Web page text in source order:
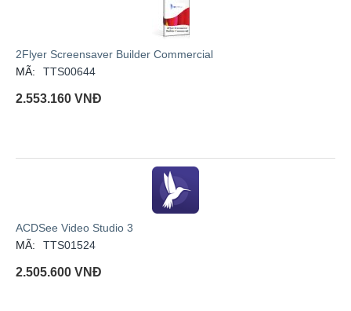
2Flyer Screensaver Builder Commercial
MÃ:
TTS00644
2.553.160 VNĐ
ACDSee Video Studio 3
MÃ:
TTS01524
2.505.600 VNĐ